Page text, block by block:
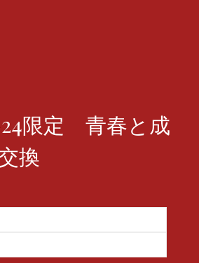
24限定 青春と成
換